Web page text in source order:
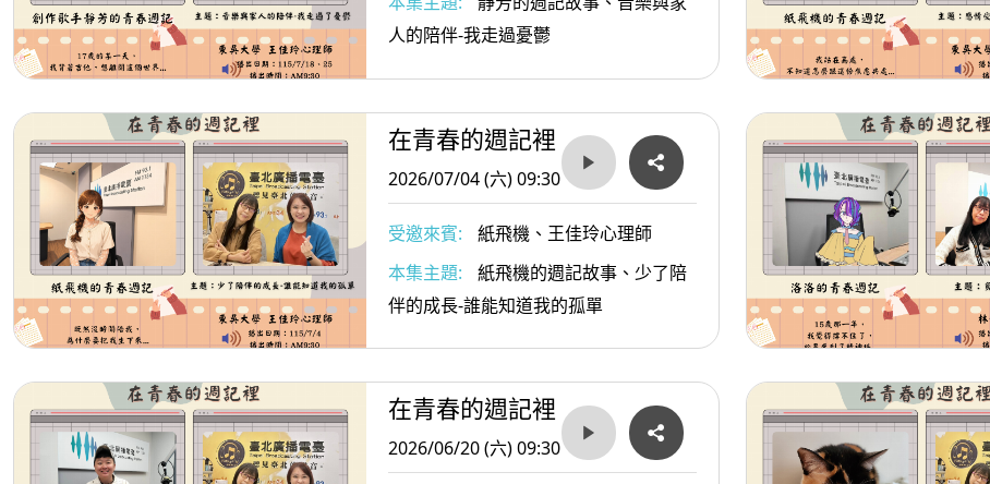
播出時間：115年6月20日早上9：30
實體收聽:臺北廣播電台FM93.1
請立刻點擊、體驗「聽臺北」
👉 http://tradio.gov.taipei
人的陪伴-我走過憂鬱
在青春的週記裡
2026/07/04 (六) 09:30
受邀來賓:
紙飛機、王佳玲心理師
本集主題:
紙飛機的週記故事、少了陪
伴的成長-誰能知道我的孤單
在青春的週記裡
2026/06/20 (六) 09:30